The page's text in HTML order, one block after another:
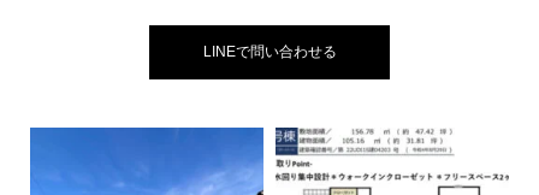
LINEで問い合わせる